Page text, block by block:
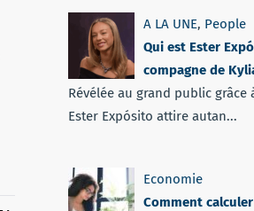
A LA UNE, People
Qui est Ester
compagne de
Révélée au grand public grâce
Ester Expósito attire autan...
Economie
Comment